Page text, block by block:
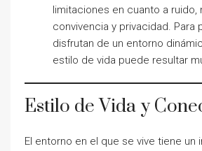
limitaciones en cuanto a ruido,
convivencia y privacidad. Para
disfrutan de un entorno
estilo de vida puede resultar
Estilo de Vida y
El entorno en el que se vive tiene